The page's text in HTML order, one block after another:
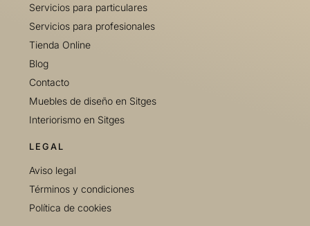
Servicios para particulares
Servicios para profesionales
Tienda Online
Blog
Contacto
Muebles de diseño en Sitges
Interiorismo en Sitges
LEGAL
Aviso legal
Términos y condiciones
Política de cookies